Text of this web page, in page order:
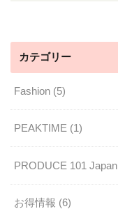
カテゴリー
Fashion (5)
PEAKTIME (1)
PRODUCE 101 Japan
お得情報 (6)